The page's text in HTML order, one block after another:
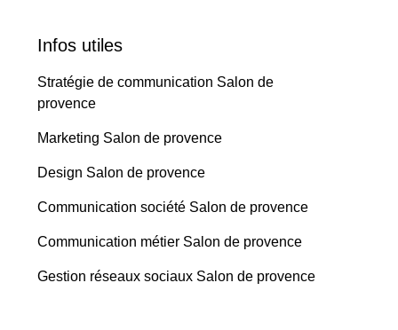
Infos utiles
Stratégie de communication Salon de
provence
Marketing Salon de provence
Design Salon de provence
Communication société Salon de provence
Communication métier Salon de provence
Gestion réseaux sociaux Salon de provence